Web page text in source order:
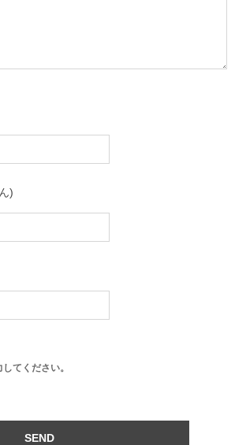
)
てください。